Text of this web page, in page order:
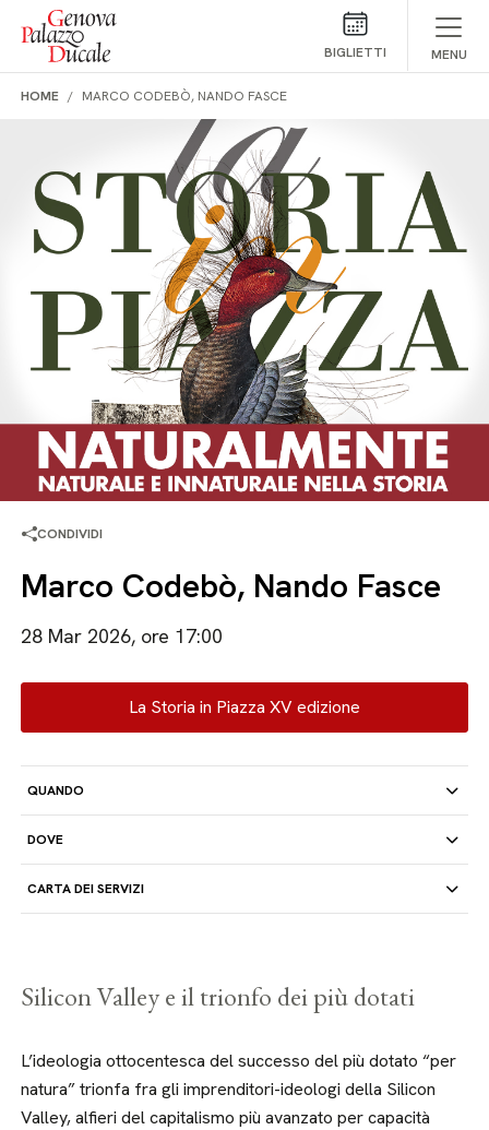
Salta al contenuto
BIGLIETTI MENU
HOME MARCO CODEBÒ, NANDO FASCE
CONDIVIDI
Marco Codebò, Nando Fasce
28 Mar 2026, ore 17:00
La Storia in Piazza XV edizione
QUANDO
DOVE
CARTA DEI SERVIZI
Silicon Valley e il trionfo dei più dotati
L’ideologia ottocentesca del successo del più dotato “per
natura” trionfa fra gli imprenditori-ideologi della Silicon
Valley, alfieri del capitalismo più avanzato per capacità